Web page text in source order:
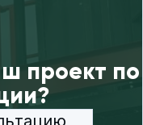
проект по